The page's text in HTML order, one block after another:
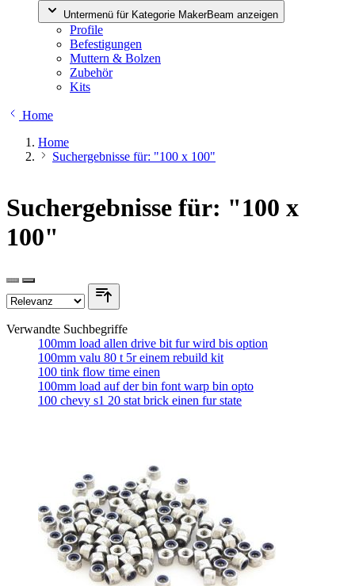
Untermenü für Kategorie MakerBeam anzeigen
Profile
Befestigungen
Muttern & Bolzen
Zubehör
Kits
Home
Home
Suchergebnisse für: "100 x 100"
Suchergebnisse für: "100 x
100"
Verwandte Suchbegriffe
100mm load allen drive bit fur wird bis option
100mm valu 80 t 5r einem rebuild kit
100 tink flow time einen
100mm load auf der bin font warp bin opto
100 chevy s1 20 stat brick einen fur state